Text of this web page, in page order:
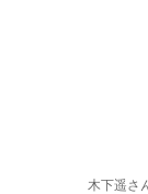
木下遥さ